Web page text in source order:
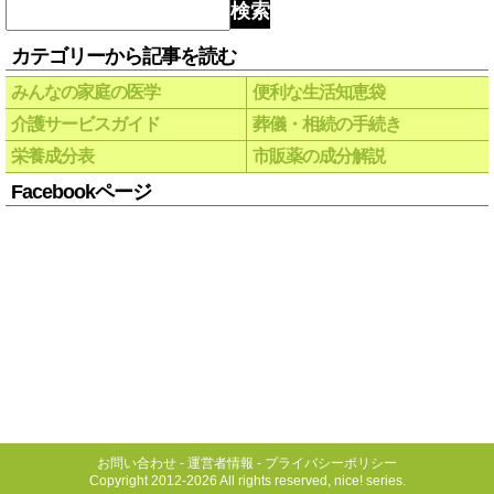
検索
カテゴリーから記事を読む
みんなの家庭の医学
便利な生活知恵袋
介護サービスガイド
葬儀・相続の手続き
栄養成分表
市販薬の成分解説
Facebookページ
お問い合わせ - 運営者情報 - プライバシーポリシー
Copyright 2012-2026 All rights reserved, nice! series.